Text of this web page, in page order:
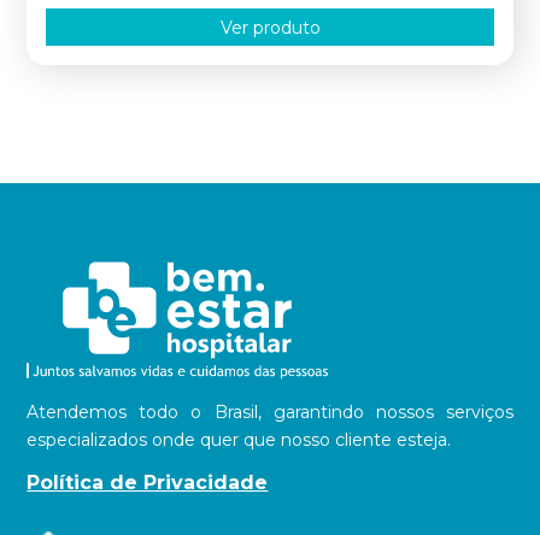
Ver produto
Atendemos todo o Brasil, garantindo nossos serviços
especializados onde quer que nosso cliente esteja.
Política de Privacidade